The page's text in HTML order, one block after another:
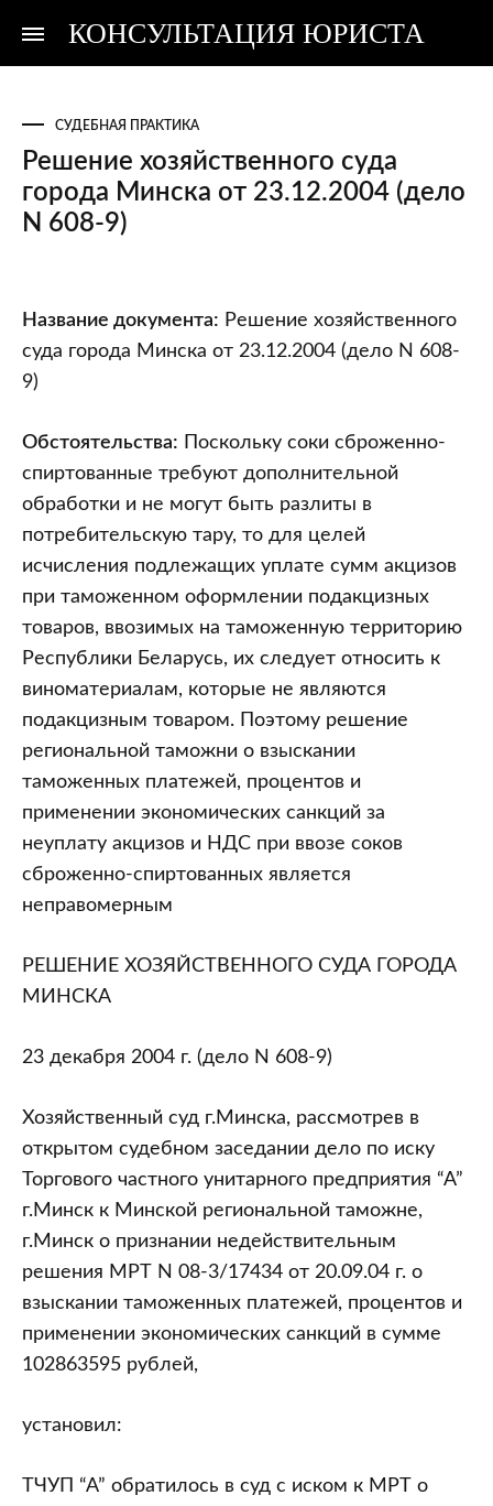
КОНСУЛЬТАЦИЯ ЮРИСТА
Консультация
Консультация
СУДЕБНАЯ ПРАКТИКА
Решение хозяйственного суда
города Минска от 23.12.2004 (дело
N 608-9)
Решение
хозяйственного
суда
Минска
от
23.12.2004
(дело
N
608-
9)
Название документа: Решение хозяйственного
суда города Минска от 23.12.2004 (дело N 608-
9)
Обстоятельства: Поскольку соки сброженно-
спиртованные требуют дополнительной
обработки и не могут быть разлиты в
потребительскую тару, то для целей
исчисления подлежащих уплате сумм акцизов
при таможенном оформлении подакцизных
товаров, ввозимых на таможенную территорию
Республики Беларусь, их следует относить к
виноматериалам, которые не являются
подакцизным товаром. Поэтому решение
региональной таможни о взыскании
таможенных платежей, процентов и
применении экономических санкций за
неуплату акцизов и НДС при ввозе соков
сброженно-спиртованных является
неправомерным
РЕШЕНИЕ ХОЗЯЙСТВЕННОГО СУДА ГОРОДА
МИНСКА
23 декабря 2004 г. (дело N 608-9)
Хозяйственный суд г.Минска, рассмотрев в
открытом судебном заседании дело по иску
Торгового частного унитарного предприятия “А”
г.Минск к Минской региональной таможне,
г.Минск о признании недействительным
решения МРТ N 08-3/17434 от 20.09.04 г. о
взыскании таможенных платежей, процентов и
применении экономических санкций в сумме
102863595 рублей,
установил:
ТЧУП “А” обратилось в суд с иском к МРТ о